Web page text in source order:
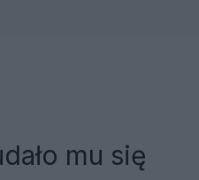
mu się